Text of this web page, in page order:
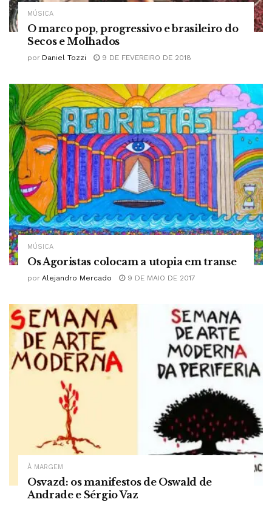
MÚSICA
O marco pop, progressivo e brasileiro do
Secos e Molhados
por Daniel Tozzi 9 DE FEVEREIRO DE 2018
MÚSICA
Os Agoristas colocam a utopia em transe
por Alejandro Mercado 9 DE MAIO DE 2017
À MARGEM
Osvazd: os manifestos de Oswald de
Andrade e Sérgio Vaz